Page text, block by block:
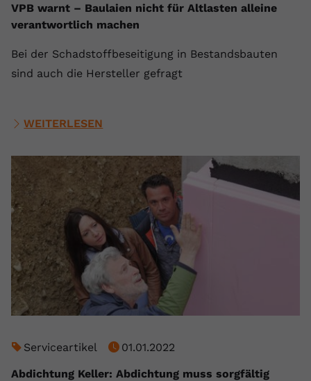
VPB warnt – Baulaien nicht für Altlasten alleine
verantwortlich machen
Bei der Schadstoffbeseitigung in Bestandsbauten
sind auch die Hersteller gefragt
WEITERLESEN
Serviceartikel
01.01.2022
Abdichtung Keller: Abdichtung muss sorgfältig
Zweck
speichern, der eingebettete YouTube-
Videos verwendet.